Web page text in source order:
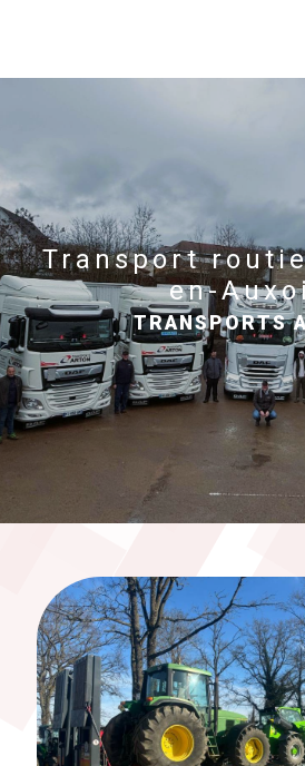
transport routier Pouilly-
en-
TRANSPORTS